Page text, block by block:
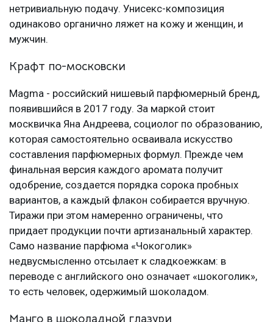
нетривиальную подачу. Унисекс-композиция
одинаково органично ляжет на кожу и женщин, и
мужчин.
Крафт по-московски
Magma - российский нишевый парфюмерный бренд,
появившийся в 2017 году. За маркой стоит
москвичка Яна Андреева, социолог по образованию,
которая самостоятельно осваивала искусство
составления парфюмерных формул. Прежде чем
финальная версия каждого аромата получит
одобрение, создается порядка сорока пробных
вариантов, а каждый флакон собирается вручную.
Тиражи при этом намеренно ограничены, что
придает продукции почти артизанальный характер.
Само название парфюма «Чокоголик»
недвусмысленно отсылает к сладкоежкам: в
переводе с английского оно означает «шокоголик»,
то есть человек, одержимый шоколадом.
Манго в шоколадной глазури